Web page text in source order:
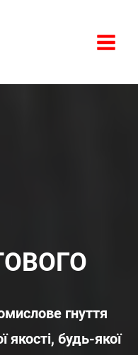
гнуття
якості, будь-якої